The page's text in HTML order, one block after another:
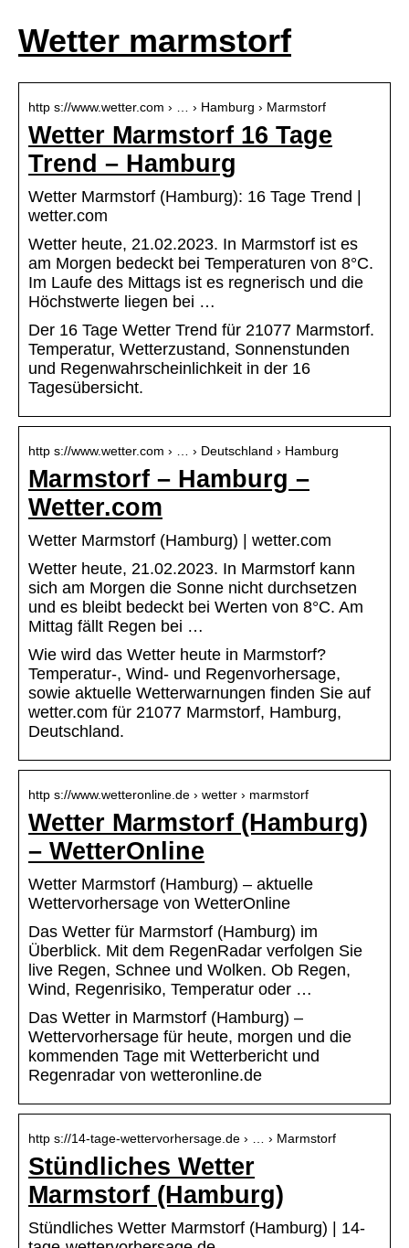
Wetter marmstorf
http s://www.wetter.com › … › Hamburg › Marmstorf
Wetter Marmstorf 16 Tage
Trend – Hamburg
Wetter Marmstorf (Hamburg): 16 Tage Trend |
wetter.com
Wetter heute, 21.02.2023. In Marmstorf ist es
am Morgen bedeckt bei Temperaturen von 8°C.
Im Laufe des Mittags ist es regnerisch und die
Höchstwerte liegen bei …
Der 16 Tage Wetter Trend für 21077 Marmstorf.
Temperatur, Wetterzustand, Sonnenstunden
und Regenwahrscheinlichkeit in der 16
Tagesübersicht.
http s://www.wetter.com › … › Deutschland › Hamburg
Marmstorf – Hamburg –
Wetter.com
Wetter Marmstorf (Hamburg) | wetter.com
Wetter heute, 21.02.2023. In Marmstorf kann
sich am Morgen die Sonne nicht durchsetzen
und es bleibt bedeckt bei Werten von 8°C. Am
Mittag fällt Regen bei …
Wie wird das Wetter heute in Marmstorf?
Temperatur-, Wind- und Regenvorhersage,
sowie aktuelle Wetterwarnungen finden Sie auf
wetter.com für 21077 Marmstorf, Hamburg,
Deutschland.
http s://www.wetteronline.de › wetter › marmstorf
Wetter Marmstorf (Hamburg)
– WetterOnline
Wetter Marmstorf (Hamburg) – aktuelle
Wettervorhersage von WetterOnline
Das Wetter für Marmstorf (Hamburg) im
Überblick. Mit dem RegenRadar verfolgen Sie
live Regen, Schnee und Wolken. Ob Regen,
Wind, Regenrisiko, Temperatur oder …
Das Wetter in Marmstorf (Hamburg) –
Wettervorhersage für heute, morgen und die
kommenden Tage mit Wetterbericht und
Regenradar von wetteronline.de
http s://14-tage-wettervorhersage.de › … › Marmstorf
Stündliches Wetter
Marmstorf (Hamburg)
Stündliches Wetter Marmstorf (Hamburg) | 14-